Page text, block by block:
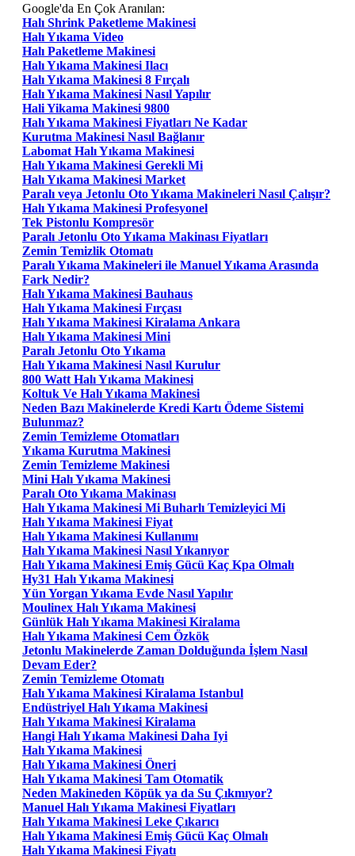
Google'da En Çok Aranılan:
Halı Shrink Paketleme Makinesi
Halı Yıkama Video
Halı Paketleme Makinesi
Halı Yıkama Makinesi Ilacı
Halı Yıkama Makinesi 8 Fırçalı
Halı Yıkama Makinesi Nasıl Yapılır
Hali Yikama Makinesi 9800
Halı Yıkama Makinesi Fiyatları Ne Kadar
Kurutma Makinesi Nasıl Bağlanır
Labomat Halı Yıkama Makinesi
Halı Yıkama Makinesi Gerekli Mi
Halı Yıkama Makinesi Market
Paralı veya Jetonlu Oto Yıkama Makineleri Nasıl Çalışır?
Halı Yıkama Makinesi Profesyonel
Tek Pistonlu Kompresör
Paralı Jetonlu Oto Yıkama Makinası Fiyatları
Zemin Temizlik Otomatı
Paralı Yıkama Makineleri ile Manuel Yıkama Arasında
Fark Nedir?
Halı Yıkama Makinesi Bauhaus
Halı Yıkama Makinesi Fırçası
Halı Yıkama Makinesi Kiralama Ankara
Halı Yıkama Makinesi Mini
Paralı Jetonlu Oto Yıkama
Halı Yıkama Makinesi Nasıl Kurulur
800 Watt Halı Yıkama Makinesi
Koltuk Ve Halı Yıkama Makinesi
Neden Bazı Makinelerde Kredi Kartı Ödeme Sistemi
Bulunmaz?
Zemin Temizleme Otomatları
Yıkama Kurutma Makinesi
Zemin Temizleme Makinesi
Mini Halı Yıkama Makinesi
Paralı Oto Yıkama Makinası
Halı Yıkama Makinesi Mi Buharlı Temizleyici Mi
Halı Yıkama Makinesi Fiyat
Halı Yıkama Makinesi Kullanımı
Halı Yıkama Makinesi Nasıl Yıkanıyor
Halı Yıkama Makinesi Emiş Gücü Kaç Kpa Olmalı
Hy31 Halı Yıkama Makinesi
Yün Yorgan Yıkama Evde Nasıl Yapılır
Moulinex Halı Yıkama Makinesi
Günlük Halı Yıkama Makinesi Kiralama
Halı Yıkama Makinesi Cem Özkök
Jetonlu Makinelerde Zaman Dolduğunda İşlem Nasıl
Devam Eder?
Zemin Temizleme Otomatı
Halı Yıkama Makinesi Kiralama Istanbul
Endüstriyel Halı Yıkama Makinesi
Halı Yıkama Makinesi Kiralama
Hangi Halı Yıkama Makinesi Daha Iyi
Halı Yıkama Makinesi
Halı Yıkama Makinesi Öneri
Halı Yıkama Makinesi Tam Otomatik
Neden Makineden Köpük ya da Su Çıkmıyor?
Manuel Halı Yıkama Makinesi Fiyatları
Halı Yıkama Makinesi Leke Çıkarıcı
Halı Yıkama Makinesi Emiş Gücü Kaç Olmalı
Halı Yıkama Makinesi Fiyatı